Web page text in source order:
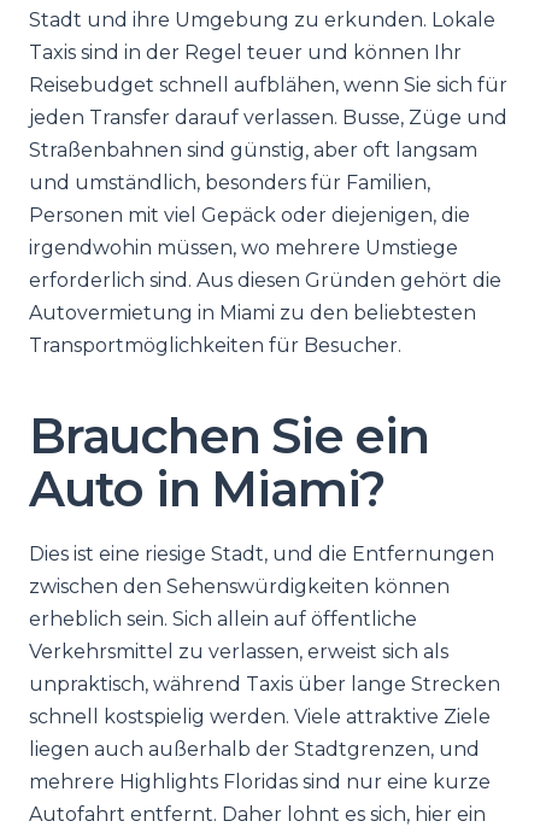
Stadt und ihre Umgebung zu erkunden. Lokale
Taxis sind in der Regel teuer und können Ihr
Reisebudget schnell aufblähen, wenn Sie sich für
jeden Transfer darauf verlassen. Busse, Züge und
Straßenbahnen sind günstig, aber oft langsam
und umständlich, besonders für Familien,
Personen mit viel Gepäck oder diejenigen, die
irgendwohin müssen, wo mehrere Umstiege
erforderlich sind. Aus diesen Gründen gehört die
Autovermietung in Miami zu den beliebtesten
Transportmöglichkeiten für Besucher.
Brauchen Sie ein
Auto in Miami?
Dies ist eine riesige Stadt, und die Entfernungen
zwischen den Sehenswürdigkeiten können
erheblich sein. Sich allein auf öffentliche
Verkehrsmittel zu verlassen, erweist sich als
unpraktisch, während Taxis über lange Strecken
schnell kostspielig werden. Viele attraktive Ziele
liegen auch außerhalb der Stadtgrenzen, und
mehrere Highlights Floridas sind nur eine kurze
Autofahrt entfernt. Daher lohnt es sich, hier ein